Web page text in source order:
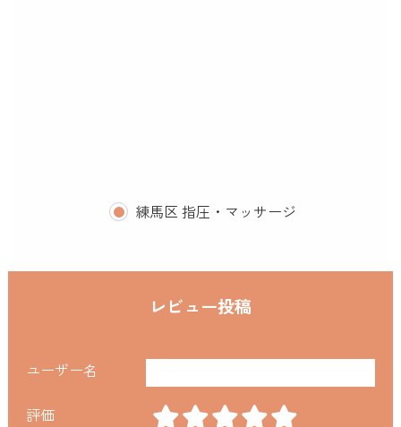
練馬区 指圧・マッサージ
レビュー投稿
ユーザー名
評価